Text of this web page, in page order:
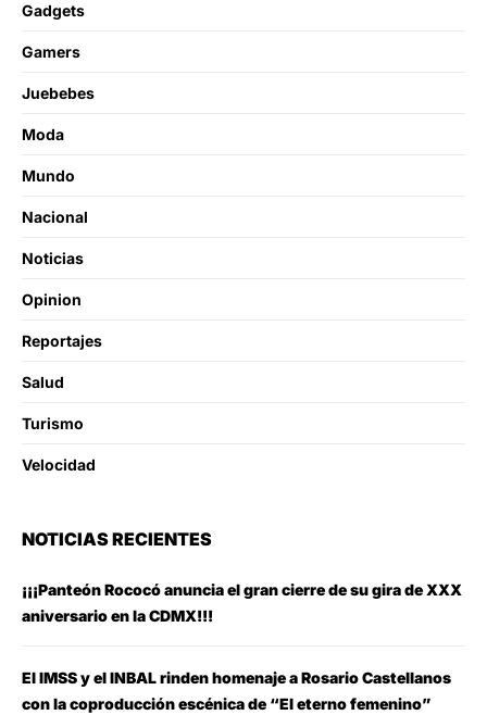
Gadgets
Gamers
Juebebes
Moda
Mundo
Nacional
Noticias
Opinion
Reportajes
Salud
Turismo
Velocidad
NOTICIAS RECIENTES
¡¡¡Panteón Rococó anuncia el gran cierre de su gira de XXX
aniversario en la CDMX!!!
El IMSS y el INBAL rinden homenaje a Rosario Castellanos
con la coproducción escénica de “El eterno femenino”